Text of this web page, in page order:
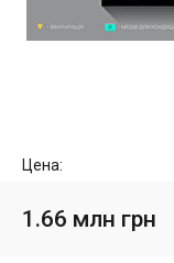
Цена:
1.66 млн грн